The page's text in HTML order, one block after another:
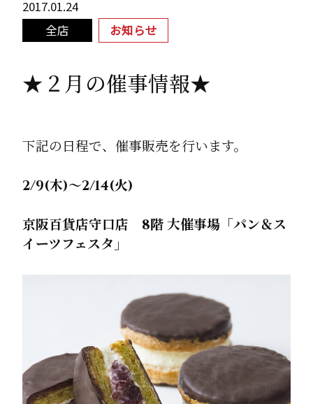
2017.01.24
全店
お知らせ
★２月の催事情報★
下記の日程で、催事販売を行います。
2/9(木)～2/14(火)
京阪百貨店守口店 8階 大催事場「パン＆ス
イーツフェスタ」